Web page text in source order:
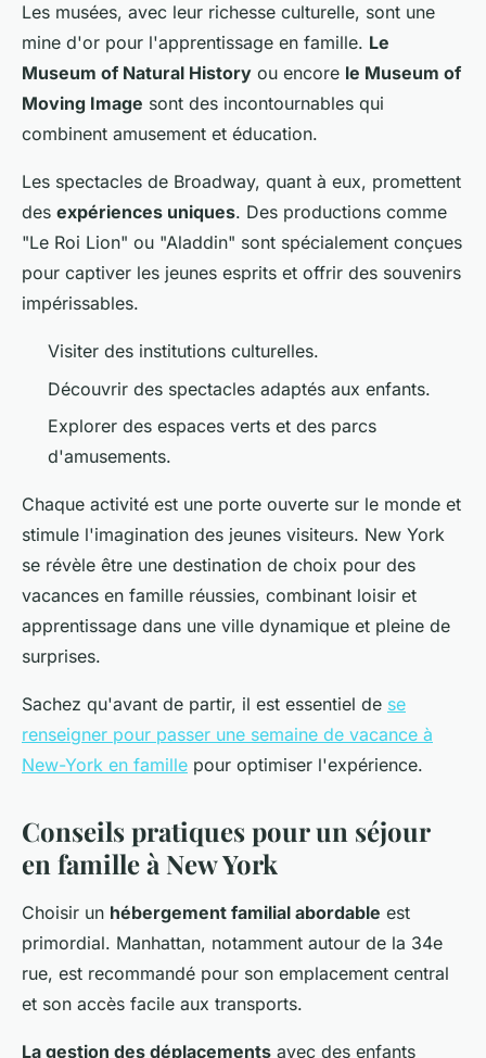
Les musées, avec leur richesse culturelle, sont une
mine d'or pour l'apprentissage en famille. Le
Museum of Natural History ou encore le Museum of
Moving Image sont des incontournables qui
combinent amusement et éducation.
Les spectacles de Broadway, quant à eux, promettent
des expériences uniques. Des productions comme
"Le Roi Lion" ou "Aladdin" sont spécialement conçues
pour captiver les jeunes esprits et offrir des souvenirs
impérissables.
Visiter des institutions culturelles.
Découvrir des spectacles adaptés aux enfants.
Explorer des espaces verts et des parcs
d'amusements.
Chaque activité est une porte ouverte sur le monde et
stimule l'imagination des jeunes visiteurs. New York
se révèle être une destination de choix pour des
vacances en famille réussies, combinant loisir et
apprentissage dans une ville dynamique et pleine de
surprises.
Sachez qu'avant de partir, il est essentiel de se
renseigner pour passer une semaine de vacance à
New-York en famille pour optimiser l'expérience.
Conseils pratiques pour un séjour
en famille à New York
Choisir un hébergement familial abordable est
primordial. Manhattan, notamment autour de la 34e
rue, est recommandé pour son emplacement central
et son accès facile aux transports.
La gestion des déplacements avec des enfants